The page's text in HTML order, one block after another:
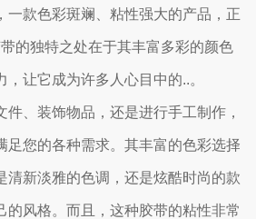
一款色彩斑斓、粘性强大的产品，正
的独特之处在于其丰富多彩的颜色
让它成为许多人心目中的..。
件、装饰物品，还是进行手工制作，
足您的各种需求。其丰富的色彩选择
清新淡雅的色调，还是炫酷时尚的款
的风格。而且，这种胶带的粘性非常